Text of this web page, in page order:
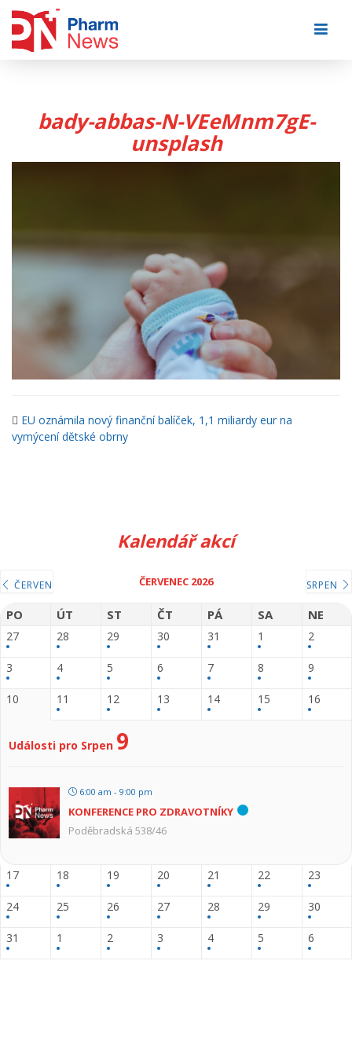
bady-abbas-N-VEeMnm7gE-
unsplash
EU oznámila nový finanční balíček, 1,1 miliardy eur na
vymýcení dětské obrny
Kalendář akcí
ČERVEN ČERVENEC 2026 SRPEN
PO ÚT ST ČT PÁ SA NE
27 28 29 30 31 1 2
3 4 5 6 7 8 9
10 11 12 13 14 15 16
Události pro Srpen 9
6:00 am - 9:00 pm
KONFERENCE PRO ZDRAVOTNÍKY
Poděbradská 538/46
17 18 19 20 21 22 23
24 25 26 27 28 29 30
31 1 2 3 4 5 6